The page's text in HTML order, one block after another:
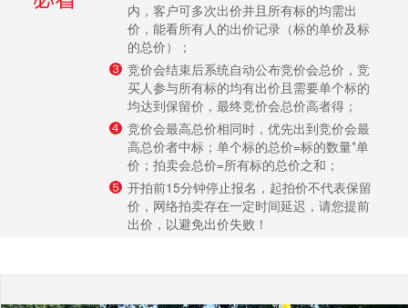
帮助中心
内，客户可多次出价并且所有标的均需出
价，能看所有人的出价记录（标的单价及标
的总价）；
竞价会结束后系统自动公布竞价会总价，竞
买人参与所有标的均有出价且需要单个标的
均达到保留价，最终竞价会总价高者得；
竞价会最高总价相同时，优先出到竞价会最
高总价者中标；单个标的总价=标的数量*单
价；拍卖会总价=所有标的总价之和；
开拍前15分钟停止报名，起拍价不代表保留
价，网络拍卖存在一定时间延迟，请您提前
出价，以避免出价失败！